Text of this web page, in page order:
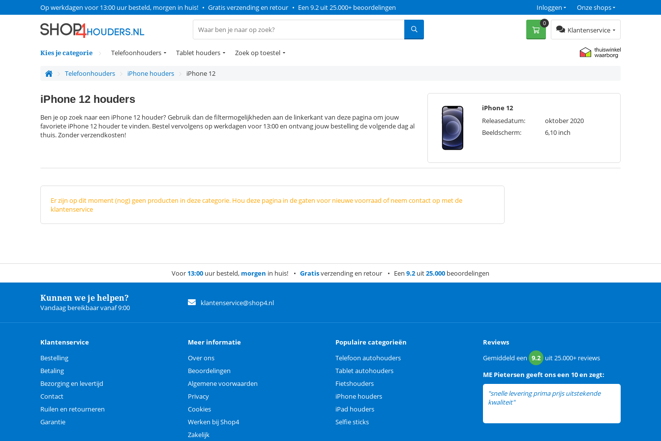
Op werkdagen voor 13:00 uur besteld, morgen in huis! • Gratis verzending en retour • Een 9.2 uit 25.000+ beoordelingen Onze shops
Inloggen
Klantenservice
0
Kies je categorie Telefoonhouders Tablet houders Zoek op toestel
Telefoonhouders iPhone houders iPhone 12
iPhone 12 houders
Ben je op zoek naar een iPhone 12 houder? Gebruik dan de filtermogelijkheden aan de linkerkant van deze pagina om jouw
favoriete iPhone 12 houder te vinden. Bestel vervolgens op werkdagen voor 13:00 en ontvang jouw bestelling de volgende dag al
thuis. Zonder verzendkosten!
iPhone 12
Releasedatum:
oktober 2020
Beeldscherm:
6,10 inch
Er zijn op dit moment (nog) geen producten in deze categorie. Hou deze pagina in de gaten voor nieuwe voorraad of neem contact op met de
klantenservice
Voor 13:00 uur besteld, morgen in huis! Gratisverzending en retour Een 9.2 uit25.000 beoordelingen
Kunnen we je helpen?
Vandaag bereikbaar vanaf 9:00
klantenservice@shop4.nl
Klantenservice
Bestelling
Betaling
Bezorging en levertijd
Contact
Ruilen en retourneren
Garantie
Meer informatie
Over ons
Beoordelingen
Algemene voorwaarden
Privacy
Cookies
Werken bij Shop4
Zakelijk
Populaire categorieën
Telefoon autohouders
Tablet autohouders
Fietshouders
iPhone houders
iPad houders
Selfie sticks
Reviews
Gemiddeld een 9.2 uit25.000+ reviews
ME Pietersen geeft ons een 10 en zegt:
"snelle levering prima prijs uitstekende
kwaliteit"